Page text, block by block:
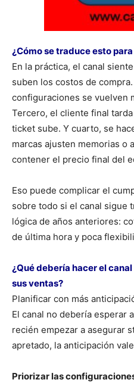
¿Cómo se traduce esto
En la práctica, el canal
suben los costos de
configuraciones se vuelven
Tercero, el cliente final
ticket sube. Y cuarto, se
marcas ajusten memorias o
contener el precio final del
Eso puede complicar el
sobre todo si el canal sigue
lógica de años anteriores:
de última hora y poca
¿Qué debería hacer el
sus ventas?
Planificar con más
El canal no debería esperar
recién empezar a asegurar
apretado, la anticipación
Priorizar las